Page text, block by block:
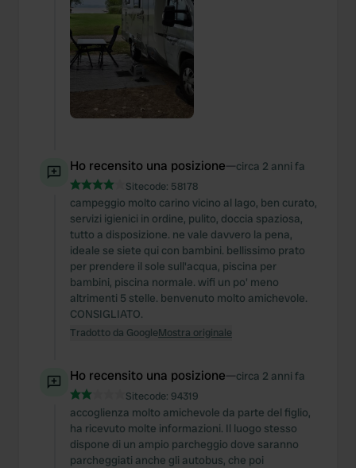
Ho recensito una posizione—circa 2 anni fa
Sitecode: 58178
campeggio molto carino vicino al lago, ben curato,
servizi igienici in ordine, pulito, doccia spaziosa,
tutto a disposizione. ne vale davvero la pena,
ideale se siete qui con bambini. bellissimo prato
per prendere il sole sull'acqua, piscina per
bambini, piscina normale. wifi un po' meno
altrimenti 5 stelle. benvenuto molto amichevole.
CONSIGLIATO.
Tradotto da GoogleMostra originale
Ho recensito una posizione—circa 2 anni fa
Sitecode: 94319
accoglienza molto amichevole da parte del figlio,
ha ricevuto molte informazioni. Il luogo stesso
dispone di un ampio parcheggio dove saranno
parcheggiati anche gli autobus, che poi